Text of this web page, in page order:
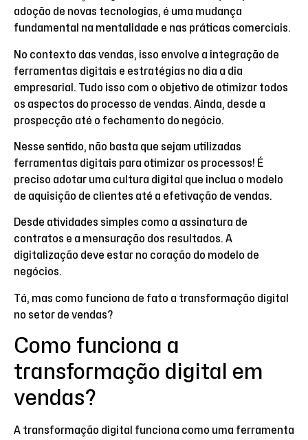
adoção de novas tecnologias, é uma mudança
fundamental na mentalidade e nas práticas comerciais.
No contexto das vendas, isso envolve a integração de
ferramentas digitais e estratégias no dia a dia
empresarial. Tudo isso com o objetivo de otimizar todos
os aspectos do processo de vendas. Ainda, desde a
prospecção até o fechamento do negócio.
Nesse sentido, não basta que sejam utilizadas
ferramentas digitais para otimizar os processos! É
preciso adotar uma cultura digital que inclua o modelo
de aquisição de clientes até a efetivação de vendas.
Desde atividades simples como a assinatura de
contratos e a mensuração dos resultados. A
digitalização deve estar no coração do modelo de
negócios.
Tá, mas como funciona de fato a transformação digital
no setor de vendas?
Como funciona a
transformação digital em
vendas?
A transformação digital funciona como uma ferramenta